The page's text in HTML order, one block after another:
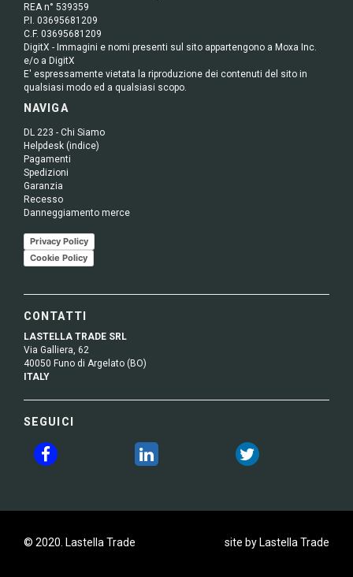
REA n° 539359
P.I. 03695681209
C.F. 03695681209
DigitX - Immagini e nomi presenti sul sito appartengono a Moxa Inc.
e/o a DigitX
E' espressamente vietata la riproduzione dei contenuti del sito in
qualsiasi modo ed a qualsiasi scopo.
NAVIGA
DL 223 - Chi Siamo
Helpdesk (indice)
Pagamenti
Spedizioni
Garanzia
Recesso
Danneggiamento merce
Privacy Policy
Cookie Policy
CONTATTI
LASTELLA TRADE SRL
Via Galliera, 62
40050 Funo di Argelato (BO)
ITALY
SEGUICI
© 2020. Lastella Trade site by Lastella Trade